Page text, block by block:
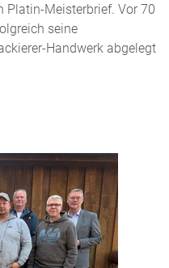
Platin-Meisterbrief. Vor 70
seine
Handwerk abgelegt